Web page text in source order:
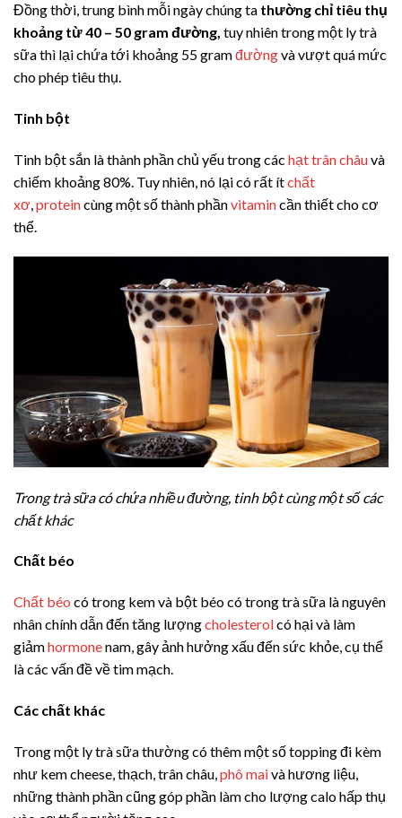
Đồng thời, trung bình mỗi ngày chúng ta thường chỉ tiêu thụ
khoảng từ 40 – 50 gram đường, tuy nhiên trong một ly trà
sữa thì lại chứa tới khoảng 55 gramđườngvà vượt quá mức
cho phép tiêu thụ.
Tinh bột
Tinh bột sắn là thành phần chủ yếu trong các hạt trân châuvà
chiếm khoảng 80%. Tuy nhiên, nó lại có rất ítchất
xơ,proteincùng một số thành phầnvitamincần thiết cho cơ
thể.
Trong trà sữa có chứa nhiều đường, tinh bột cùng một số các
chất khác
Chất béo
Chất béo có trong kem và bột béo có trong trà sữa là nguyên
nhân chính dẫn đến tăng lượngcholesterolcó hại và làm
giảmhormonenam, gây ảnh hưởng xấu đến sức khỏe, cụ thể
là các vấn đề về tim mạch.
Các chất khác
Trong một ly trà sữa thường có thêm một số topping đi kèm
như kem cheese, thạch, trân châu, phô maivà hương liệu,
những thành phần cũng góp phần làm cho lượng calo hấp thụ